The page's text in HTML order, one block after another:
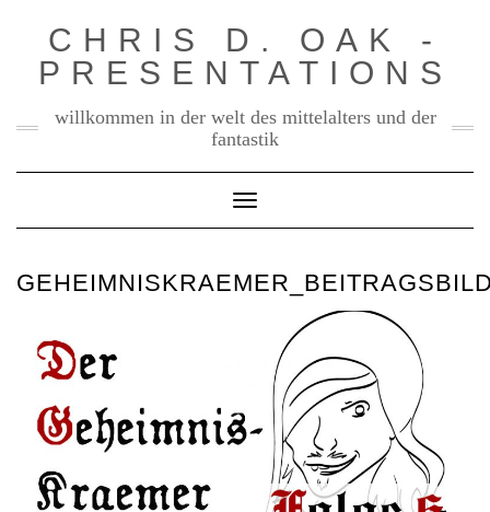
content
CHRIS D. OAK -
PRESENTATIONS
willkommen in der welt des mittelalters und der
fantastik
Toggle Navigation